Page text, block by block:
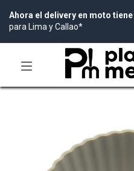
Ahora el delivery en moto
para Lima y Callao*